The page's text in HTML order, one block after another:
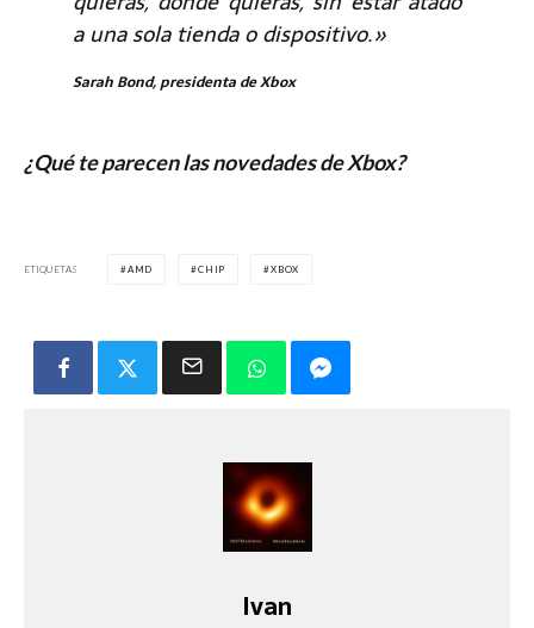
a una sola tienda o dispositivo.»
Sarah Bond, presidenta de Xbox
¿Qué te parecen las novedades de Xbox?
ETIQUETAS AMD CHIP XBOX
Ivan